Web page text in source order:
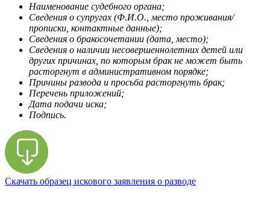
Наименование судебного органа;
Сведения о супругах (Ф.И.О., место проживания/
прописки, контактные данные);
Сведения о бракосочетании (дата, место);
Сведения о наличии несовершеннолетних детей или
других причинах, по которым брак не может быть
расторгнут в административном порядке;
Причины развода и просьба расторгнуть брак;
Перечень приложений;
Дата подачи иска;
Подпись.
Скачать образец искового заявления о разводе